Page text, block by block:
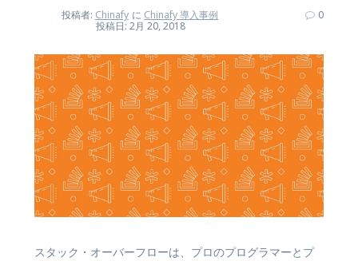
投稿者: Chinafy に Chinafy 導入事例
投稿日: 2月 20, 2018
0
スタック・オーバーフローは、プロのプログラマーとプ